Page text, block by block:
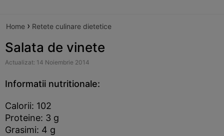
Home › Retete culinare dietetice
Salata de vinete
Actualizat: 14 Noiembrie 2014
Informatii nutritionale:
Calorii: 102
Proteine: 3 g
Grasimi: 4 g